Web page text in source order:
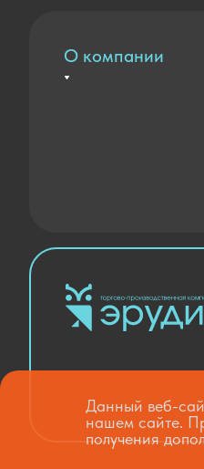
О компании
Данный веб-
нашем сайте.
получения